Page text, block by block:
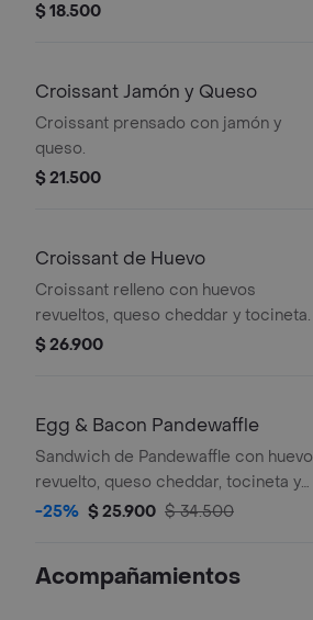
$ 18.500
Croissant Jamón y Queso
Croissant prensado con jamón y
queso.
$ 21.500
Croissant de Huevo
Croissant relleno con huevos
revueltos, queso cheddar y tocineta.
$ 26.900
Egg & Bacon Pandewaffle
Sandwich de Pandewaffle con huevo
revuelto, queso cheddar, tocineta y
miel de maple.
-25% $ 25.900 $ 34.500
Acompañamientos